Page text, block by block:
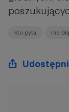
kto pyta nie